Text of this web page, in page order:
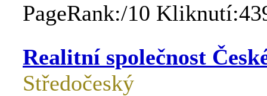
PageRank:/10
Realitní společnost
Středočeský